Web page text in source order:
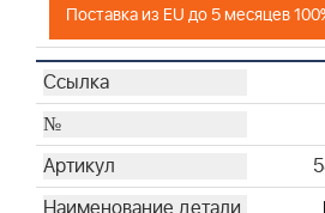
Поставка из EU до 5 месяцев